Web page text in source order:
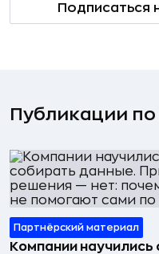
Подписаться
Публикации по
Партнёрский материал
Компании научились